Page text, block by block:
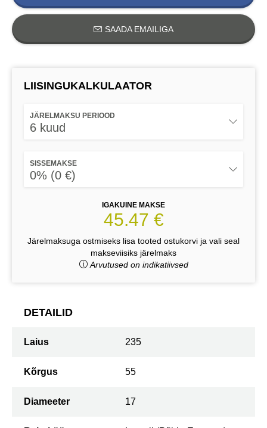
SAADA EMAILIGA
LIISINGUKALKULAATOR
JÄRELMAKSU PERIOOD
6 kuud
SISSEMAKSE
0% (0 €)
IGAKUINE MAKSE
45.47 €
Järelmaksuga ostmiseks lisa tooted ostukorvi ja vali seal
makseviisiks järelmaks
Arvutused on indikatiivsed
DETAILID
Laius 235
Kõrgus 55
Diameeter 17